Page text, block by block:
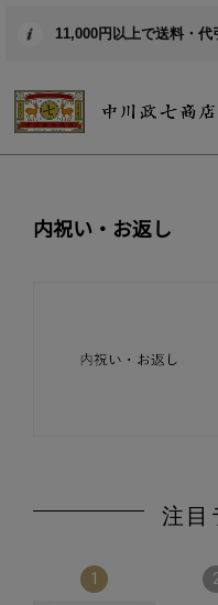
11,000円以上で送料・代
内祝い・お返し
注目
1